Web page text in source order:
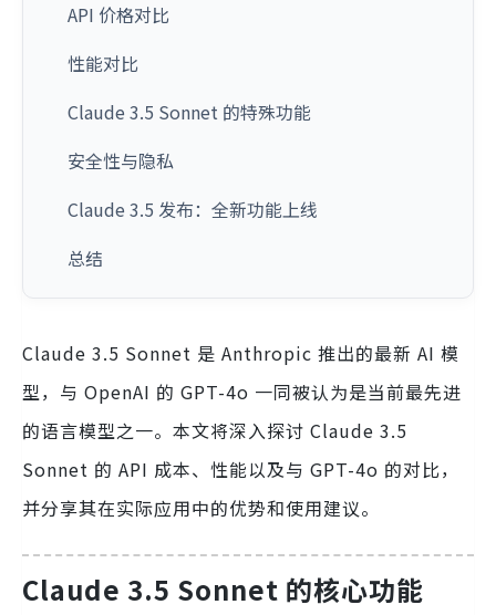
API 价格对比
性能对比
Claude 3.5 Sonnet 的特殊功能
安全性与隐私
Claude 3.5 发布：全新功能上线
总结
Claude 3.5 Sonnet 是 Anthropic 推出的最新 AI 模
型，与 OpenAI 的 GPT-4o 一同被认为是当前最先进
的语言模型之一。本文将深入探讨 Claude 3.5
Sonnet 的 API 成本、性能以及与 GPT-4o 的对比，
并分享其在实际应用中的优势和使用建议。
Claude 3.5 Sonnet 的核心功能